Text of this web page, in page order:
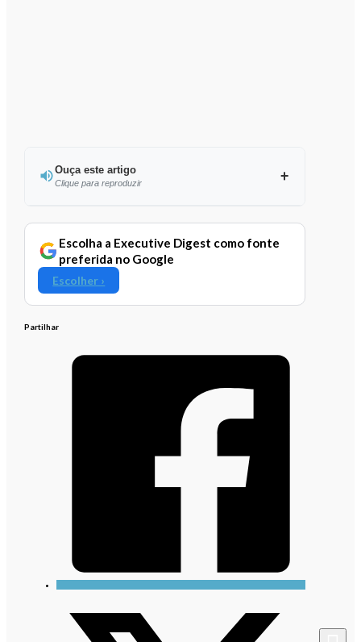
Ouça este artigo
Clique para reproduzir
Ouvir este artigo
Escolha a Executive Digest como fonte
preferida no Google
Escolher ›
Partilhar